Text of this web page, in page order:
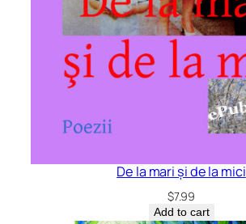
De la mari și de la mici
$7.99
Add to cart